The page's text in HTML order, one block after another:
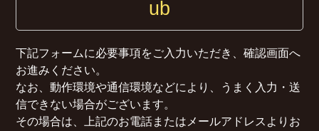
ub
下記フォームに必要事項をご入力いただき、確認画面へ
お進みください。
なお、動作環境や通信環境などにより、うまく入力・送
信できない場合がございます。
その場合は、上記のお電話またはメールアドレスよりお